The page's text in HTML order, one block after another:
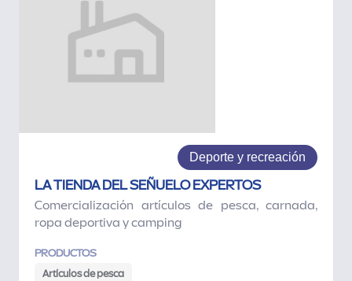
Deporte y recreación
LA TIENDA DEL SEÑUELO EXPERTOS
Comercialización artículos de pesca, carnada,
ropa deportiva y camping
PRODUCTOS
Artículos de pesca